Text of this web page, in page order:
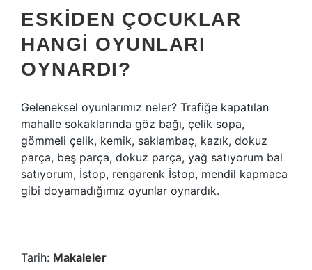
ESKIDEN ÇOCUKLAR
HANGI OYUNLARI
OYNARDI?
Geleneksel oyunlarımız neler? Trafiğe kapatılan
mahalle sokaklarında göz bağı, çelik sopa,
gömmeli çelik, kemik, saklambaç, kazık, dokuz
parça, beş parça, dokuz parça, yağ satıyorum bal
satıyorum, İstop, rengarenk İstop, mendil kapmaca
gibi doyamadığımız oyunlar oynardık.
Tarih: Makaleler